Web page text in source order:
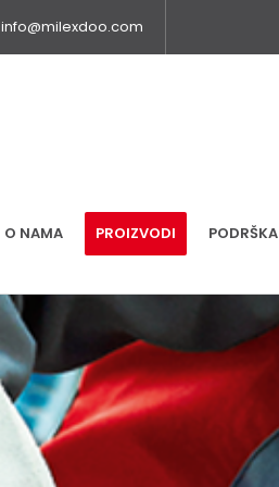
info@milexdoo.com
O NAMA PROIZVODI PODRŠKA